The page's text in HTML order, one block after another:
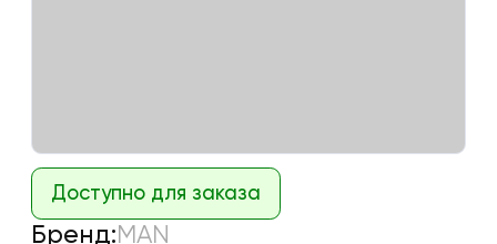
Доступно для заказа
Бренд:MAN